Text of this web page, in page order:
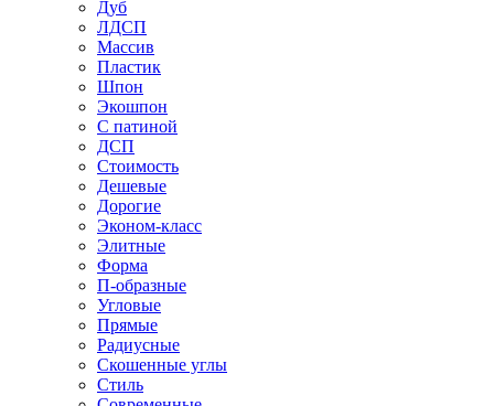
Дуб
ЛДСП
Массив
Пластик
Шпон
Экошпон
С патиной
ДСП
Стоимость
Дешевые
Дорогие
Эконом-класс
Элитные
Форма
П-образные
Угловые
Прямые
Радиусные
Скошенные углы
Стиль